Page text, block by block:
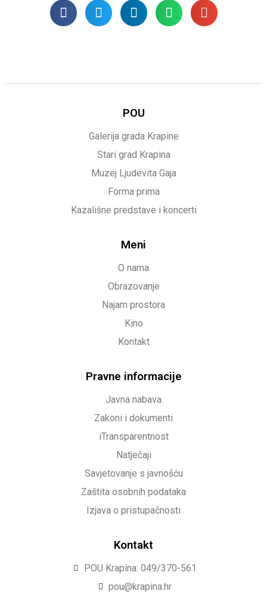
POU
Galerija grada Krapine
Stari grad Krapina
Muzej Ljudevita Gaja
Forma prima
Kazališne predstave i koncerti
Meni
O nama
Obrazovanje
Najam prostora
Kino
Kontakt
Pravne informacije
Javna nabava
Zakoni i dokumenti
iTransparentnost
Natječaji
Savjetovanje s javnošću
Zaštita osobnih podataka
Izjava o pristupačnosti
Kontakt
POU Krapina: 049/370-561
pou@krapina.hr